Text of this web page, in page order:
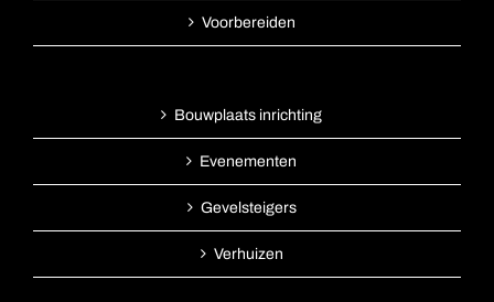
Voorbereiden
Bouwplaats inrichting
Evenementen
Gevelsteigers
Verhuizen